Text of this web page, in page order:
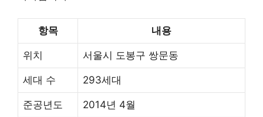
항목 내용
위치 서울시 도봉구 쌍문동
세대 수 293세대
준공년도 2014년 4월